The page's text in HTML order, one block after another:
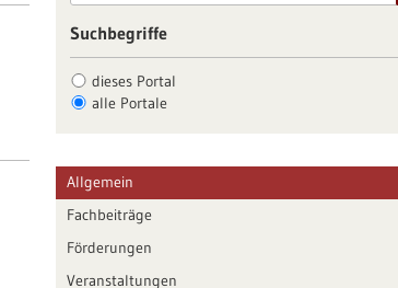
Suchbegriffe
dieses Portal
alle Portale
Allgemein
Fachbeiträge
Förderungen
Veranstaltungen